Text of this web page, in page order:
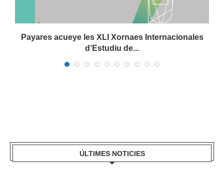
Payares acueye les XLI Xornaes Internacionales
d’Estudiu de...
ÚLTIMES NOTICIES